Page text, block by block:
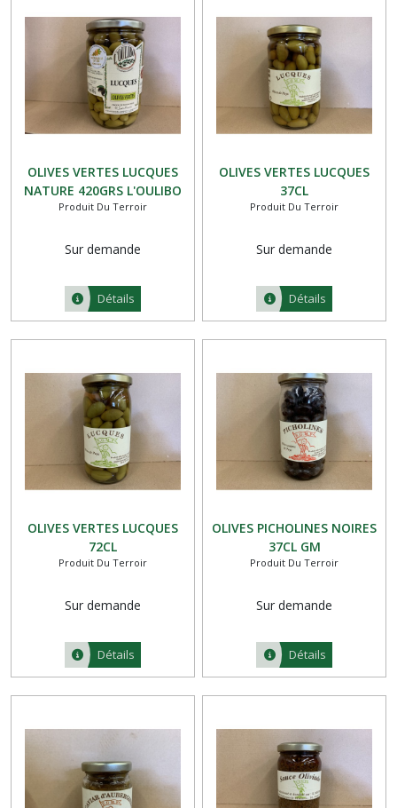
OLIVES VERTES LUCQUES
NATURE 420GRS L'OULIBO
Produit Du Terroir
Sur demande
Détails
OLIVES VERTES LUCQUES
37CL
Produit Du Terroir
Sur demande
Détails
OLIVES VERTES LUCQUES
72CL
Produit Du Terroir
Sur demande
Détails
OLIVES PICHOLINES NOIRES
37CL GM
Produit Du Terroir
Sur demande
Détails